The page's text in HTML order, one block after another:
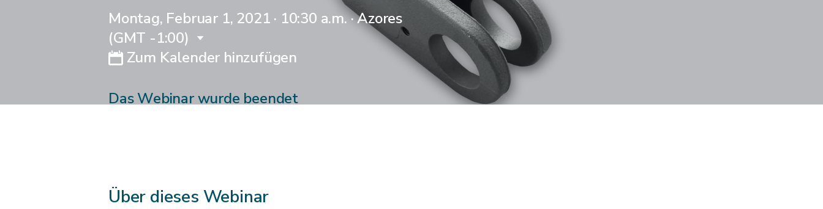
Montag, Februar 1, 2021 · 10:30 a.m.·Azores
(GMT -1:00)
Zum Kalender hinzufügen
Das Webinar wurde beendet
Über dieses Webinar